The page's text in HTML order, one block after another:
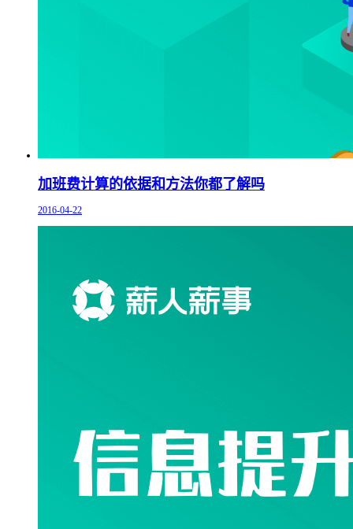
加班费计算的依据和方法你都了解吗
2016-04-22